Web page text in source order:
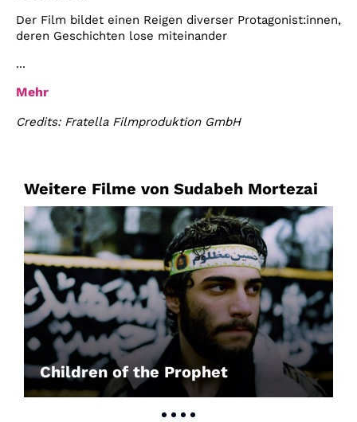
Der Film bildet einen Reigen diverser Protagonist:innen,
deren Geschichten lose miteinander
...
Mehr
Credits: Fratella Filmproduktion GmbH
Weitere Filme von Sudabeh Mortezai
Children of the Prophet